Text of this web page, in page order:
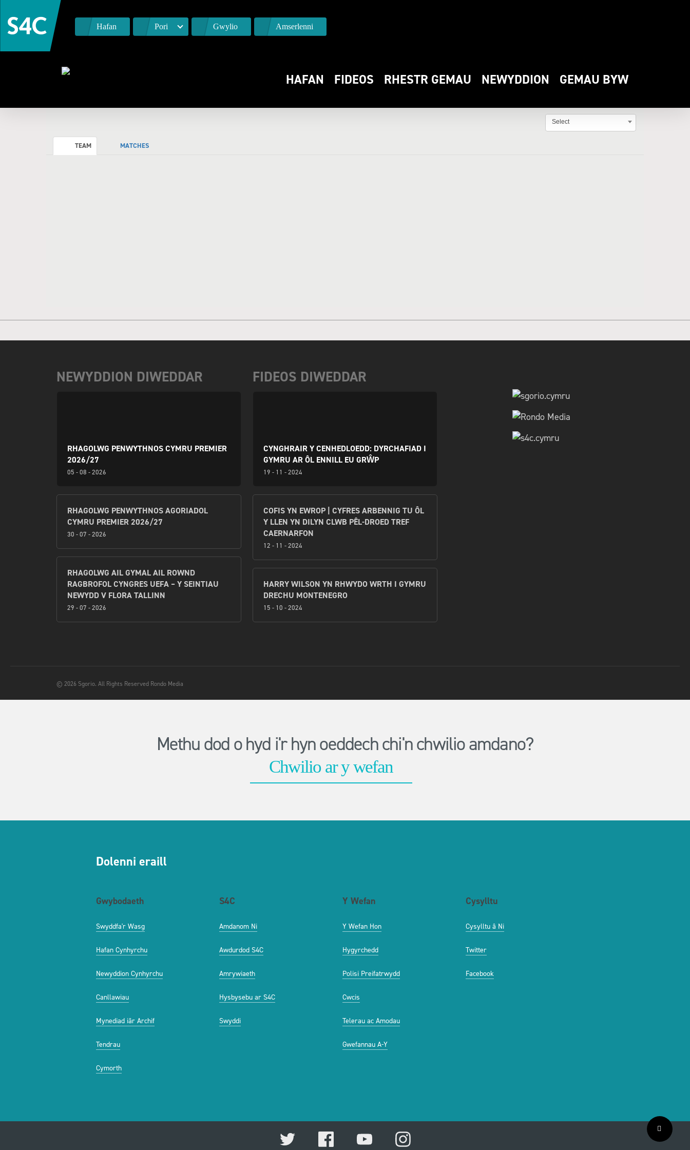
Hafan Pori Gwylio Amserlenni
HAFAN FIDEOS RHESTR GEMAU NEWYDDION GEMAU BYW
Select
TEAM MATCHES
NEWYDDION DIWEDDAR
RHAGOLWG PENWYTHNOS CYMRU PREMIER
2026/27
05 - 08 - 2026
RHAGOLWG PENWYTHNOS AGORIADOL
CYMRU PREMIER 2026/27
30 - 07 - 2026
RHAGOLWG AIL GYMAL AIL ROWND
RAGBROFOL CYNGRES UEFA – Y SEINTIAU
NEWYDD V FLORA TALLINN
29 - 07 - 2026
FIDEOS DIWEDDAR
CYNGHRAIR Y CENHEDLOEDD: DYRCHAFIAD I
GYMRU AR ÔL ENNILL EU GRŴP
19 - 11 - 2024
COFIS YN EWROP | CYFRES ARBENNIG TU ÔL
Y LLEN YN DILYN CLWB PÊL-DROED TREF
CAERNARFON
12 - 11 - 2024
HARRY WILSON YN RHWYDO WRTH I GYMRU
DRECHU MONTENEGRO
15 - 10 - 2024
© 2026 Sgorio. All Rights Reserved Rondo Media
Methu dod o hyd i'r hyn oeddech chi'n chwilio amdano?
Dolenni eraill
Gwybodaeth
Swyddfa'r Wasg
Hafan Cynhyrchu
Newyddion Cynhyrchu
Canllawiau
Mynediad iâr Archif
Tendrau
Cymorth
S4C
Amdanom Ni
Awdurdod S4C
Amrywiaeth
Hysbysebu ar S4C
Swyddi
Y Wefan
Y Wefan Hon
Hygyrchedd
Polisi Preifatrwydd
Cwcis
Telerau ac Amodau
Gwefannau A-Y
Cysylltu
Cysylltu â Ni
Twitter
Facebook